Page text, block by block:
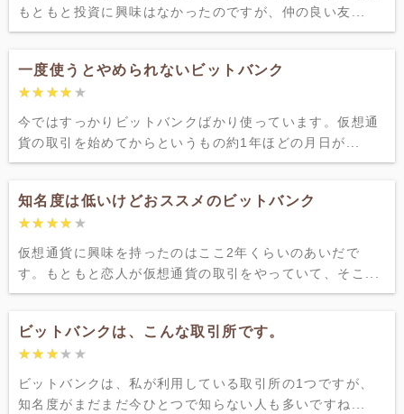
もともと投資に興味はなかったのですが、仲の良い友...
一度使うとやめられないビットバンク
★★★★★
★★★★★
今ではすっかりビットバンクばかり使っています。仮想通
貨の取引を始めてからというもの約1年ほどの月日が...
知名度は低いけどおススメのビットバンク
★★★★★
★★★★★
仮想通貨に興味を持ったのはここ2年くらいのあいだで
す。もともと恋人が仮想通貨の取引をやっていて、そこ...
ビットバンクは、こんな取引所です。
★★★★★
★★★★★
ビットバンクは、私が利用している取引所の1つですが、
知名度がまだまだ今ひとつで知らない人も多いですね...